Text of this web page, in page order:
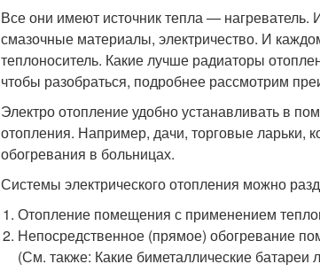
Все они имеют источник тепла — нагреватель.
смазочные материалы, электричество. И
теплоноситель. Какие лучше радиаторы
чтобы разобраться, подробнее рассмотрим
Электро отопление удобно устанавливать в
отопления. Например, дачи, торговые ларьки,
обогревания в больницах.
Системы электрического отопления можно
Отопление помещения с применением
Непосредственное (прямое) обогревание
(См. также: Какие биметаллические батареи